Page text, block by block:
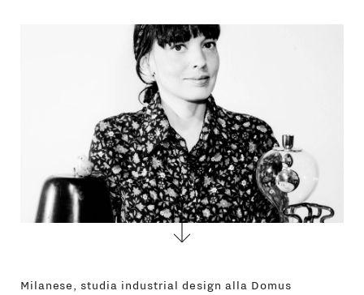
Milanese, studia industrial design alla Domus